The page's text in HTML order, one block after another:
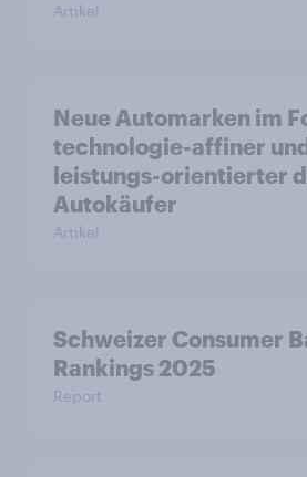
Artikel
Neue Automarken im
technologie-affiner
leistungs-orientierter
Autokäufer
Artikel
Schweizer Consumer
Rankings 2025
Report